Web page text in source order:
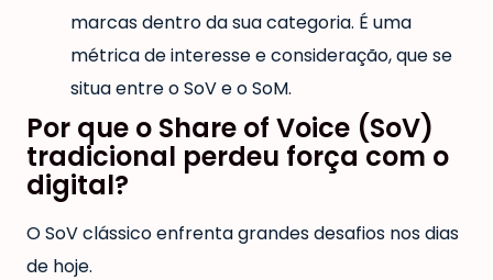
marcas dentro da sua categoria. É uma
métrica de interesse e consideração, que se
situa entre o SoV e o SoM.
Por que o Share of Voice (SoV)
tradicional perdeu força com o
digital?
O SoV clássico enfrenta grandes desafios nos dias
de hoje.